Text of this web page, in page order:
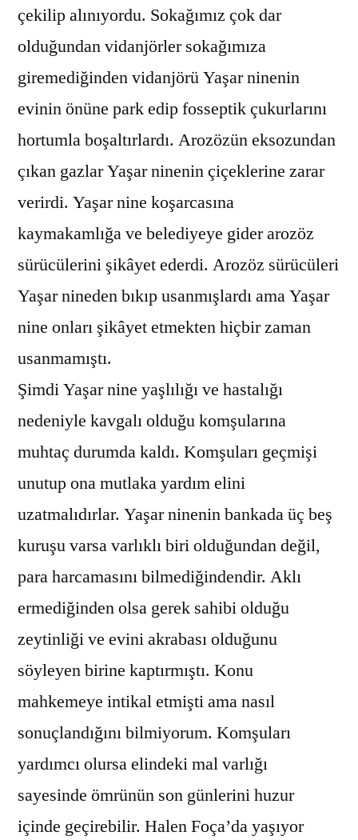
çekilip alınıyordu. Sokağımız çok dar
olduğundan vidanjörler sokağımıza
giremediğinden vidanjörü Yaşar ninenin
evinin önüne park edip fosseptik çukurlarını
hortumla boşaltırlardı. Arozözün eksozundan
çıkan gazlar Yaşar ninenin çiçeklerine zarar
verirdi. Yaşar nine koşarcasına
kaymakamlığa ve belediyeye gider arozöz
sürücülerini şikâyet ederdi. Arozöz sürücüleri
Yaşar nineden bıkıp usanmışlardı ama Yaşar
nine onları şikâyet etmekten hiçbir zaman
usanmamıştı.
Şimdi Yaşar nine yaşlılığı ve hastalığı
nedeniyle kavgalı olduğu komşularına
muhtaç durumda kaldı. Komşuları geçmişi
unutup ona mutlaka yardım elini
uzatmalıdırlar. Yaşar ninenin bankada üç beş
kuruşu varsa varlıklı biri olduğundan değil,
para harcamasını bilmediğindendir. Aklı
ermediğinden olsa gerek sahibi olduğu
zeytinliği ve evini akrabası olduğunu
söyleyen birine kaptırmıştı. Konu
mahkemeye intikal etmişti ama nasıl
sonuçlandığını bilmiyorum. Komşuları
yardımcı olursa elindeki mal varlığı
sayesinde ömrünün son günlerini huzur
içinde geçirebilir. Halen Foça’da yaşıyor